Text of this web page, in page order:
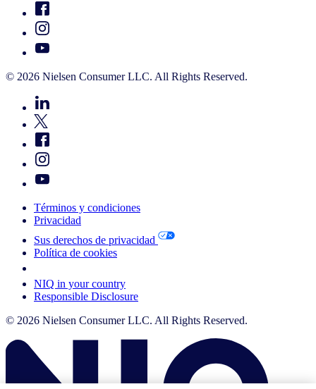
© 2026 Nielsen Consumer LLC. All Rights Reserved.
Términos y condiciones
Privacidad
Sus derechos de privacidad
Política de cookies
NIQ in your country
Responsible Disclosure
© 2026 Nielsen Consumer LLC. All Rights Reserved.